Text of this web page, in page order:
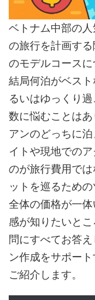
ベトナム中部の
の旅行を計画す
のモデルコースに
結局何泊がベス
るいはゆっくり
数に悩むことは
アンのどっちに
イトや現地での
のが旅行費用で
ットを巡るため
全体の価格が一
感が知りたいと
問にすべてお答
ン作成をサポー
ご紹介します。